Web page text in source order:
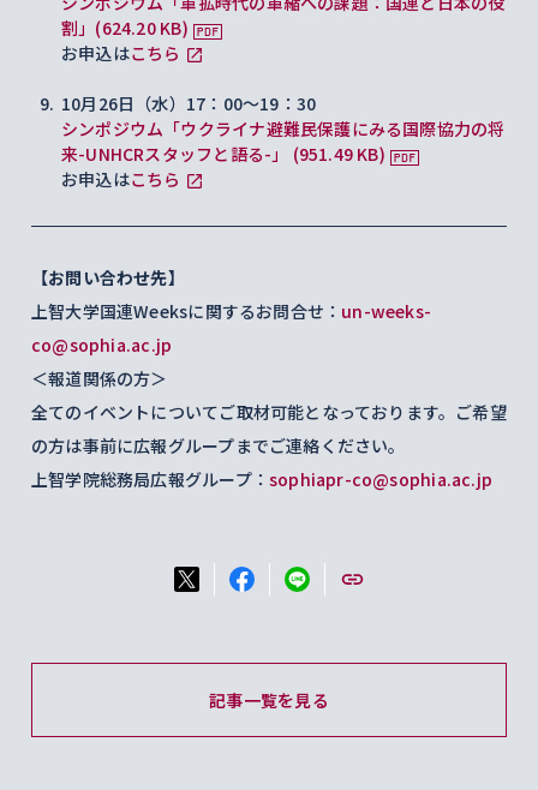
割」(624.20 KB)
お申込はこちら
10月26日（水）17：00～19：30
シンポジウム「ウクライナ避難民保護にみる国際協力の将
来-UNHCRスタッフと語る-」 (951.49 KB)
お申込はこちら
【お問い合わせ先】
上智大学国連Weeksに関するお問合せ： un-weeks-
co@sophia.ac.jp
＜報道関係の方＞
全てのイベントについてご取材可能となっております。ご希望
の方は事前に広報グループまでご連絡ください。
上智学院総務局広報グループ： sophiapr-co@sophia.ac.jp
記事一覧を見る